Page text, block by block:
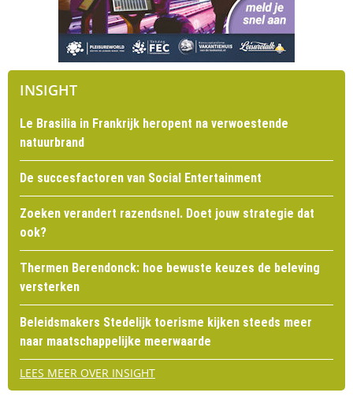
INSIGHT
Le Brasilia in Frankrijk heropent na verwoestende
natuurbrand
De succesfactoren van Social Entertainment
Zoeken verandert razendsnel. Doet jouw strategie dat
ook?
Thermen Berendonck: hoe bewuste keuzes de beleving
versterken
Beleidsmakers Stedelijk toerisme kijken steeds meer
naar maatschappelijke meerwaarde
LEES MEER OVER INSIGHT